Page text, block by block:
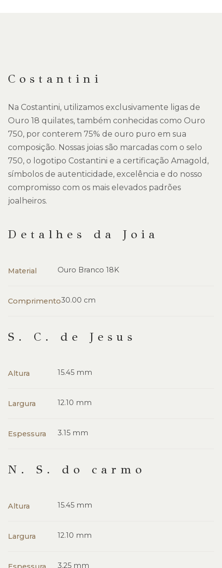
Costantini
Na Costantini, utilizamos exclusivamente ligas de
Ouro 18 quilates, também conhecidas como Ouro
750, por conterem 75% de ouro puro em sua
composição. Nossas joias são marcadas com o selo
750, o logotipo Costantini e a certificação Amagold,
símbolos de autenticidade, excelência e do nosso
compromisso com os mais elevados padrões
joalheiros.
Detalhes da Joia
Material Ouro Branco 18K
Comprimento30.00 cm
S. C. de Jesus
Altura 15.45 mm
Largura 12.10 mm
Espessura 3.15 mm
N. S. do carmo
Altura 15.45 mm
Largura 12.10 mm
3.25 mm